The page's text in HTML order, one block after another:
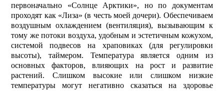
первоначально «Солнце Арктики», но по документам
проходят как «Лиза» (в честь моей дочери). Обеспечиваем
воздушным охлаждением (вентиляция), вызывающим к
тому же потоки воздуха, удобным и эстетичным кожухом,
системой подвесов на храповиках (для регулировки
высоты), таймером. Температура является одним из
основных факторов, влияющих на рост и развитие
растений. Слишком высокие или слишком низкие
температуры могут негативно сказаться на здоровье